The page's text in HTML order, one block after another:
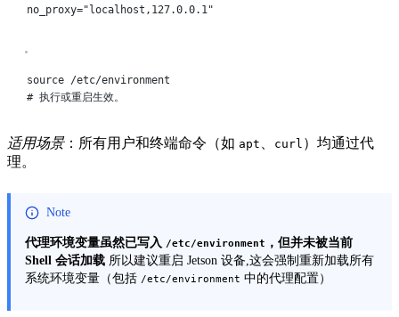
no_proxy="localhost,127.0.0.1"
source
/etc/environment
# 执行或重启生效。
适用场景：所有用户和终端命令（如 apt 、 curl ）均通过代
理。
Note
代理环境变量虽然已写入 /etc/environment ，但并未被当前
Shell 会话加载 所以建议重启 Jetson 设备,这会强制重新加载所有
系统环境变量（包括 /etc/environment 中的代理配置）